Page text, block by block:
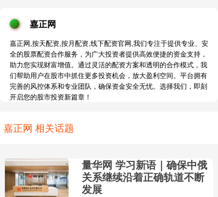
嘉正网
嘉正网,按天配资,按月配资,线下配资官网,我们专注于提供专业、安
全的股票配资合作服务，为广大投资者提供高效便捷的资金支持，
助力您实现财富增值。通过灵活的配资方案和透明的合作模式，我
们帮助用户在股市中抓住更多投资机会，放大盈利空间。平台拥有
完善的风控体系和专业团队，确保资金安全无忧。选择我们，即刻
开启您的股市投资新篇章！
嘉正网 相关话题
量华网 学习新语｜确保中俄
关系继续沿着正确轨道不断
发展